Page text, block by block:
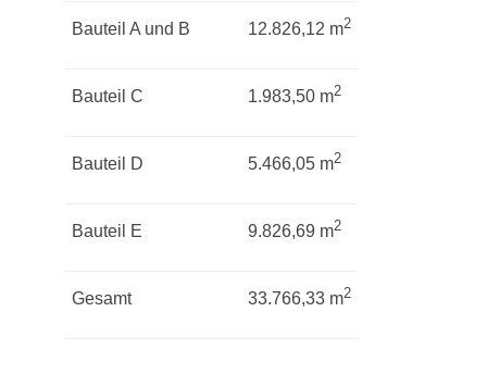
Bauteil A und B 12.826,12 m2
Bauteil C 1.983,50 m2
Bauteil D 5.466,05 m2
Bauteil E 9.826,69 m2
Gesamt 33.766,33 m2